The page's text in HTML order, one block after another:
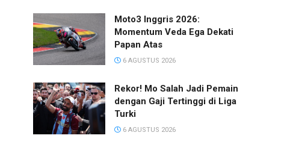
Moto3 Inggris 2026:
Momentum Veda Ega Dekati
Papan Atas
6 AGUSTUS 2026
Rekor! Mo Salah Jadi Pemain
dengan Gaji Tertinggi di Liga
Turki
6 AGUSTUS 2026